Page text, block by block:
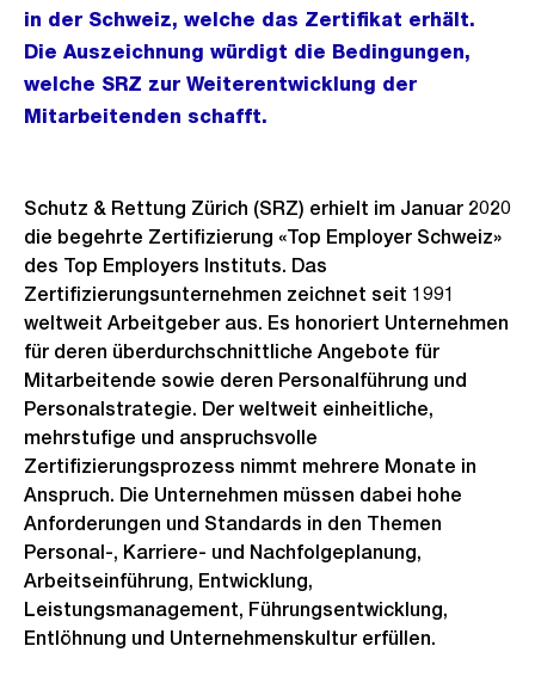
in der Schweiz, welche das Zertifikat erhält.
Die Auszeichnung würdigt die Bedingungen,
welche SRZ zur Weiterentwicklung der
Mitarbeitenden schafft.
Schutz & Rettung Zürich (SRZ) erhielt im Januar 2020
die begehrte Zertifizierung «Top Employer Schweiz»
des Top Employers Instituts. Das
Zertifizierungsunternehmen zeichnet seit 1991
weltweit Arbeitgeber aus. Es honoriert Unternehmen
für deren überdurchschnittliche Angebote für
Mitarbeitende sowie deren Personalführung und
Personalstrategie. Der weltweit einheitliche,
mehrstufige und anspruchsvolle
Zertifizierungsprozess nimmt mehrere Monate in
Anspruch. Die Unternehmen müssen dabei hohe
Anforderungen und Standards in den Themen
Personal-, Karriere- und Nachfolgeplanung,
Arbeitseinführung, Entwicklung,
Leistungsmanagement, Führungsentwicklung,
Entlöhnung und Unternehmenskultur erfüllen.